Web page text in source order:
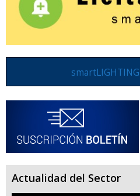
smartLIGHTING
Actualidad del Sector